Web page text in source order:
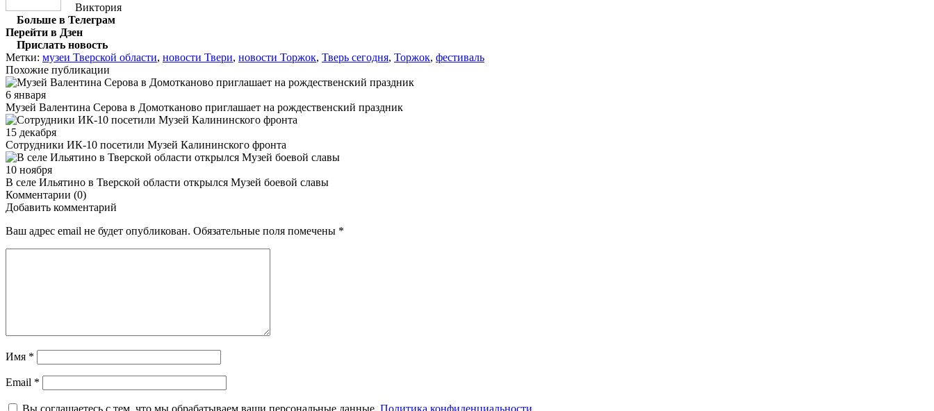
Виктория
Больше в Телеграм
Перейти в Дзен
Прислать новость
Метки: музеи Тверской области, новости Твери, новости Торжок, Тверь сегодня, Торжок, фестиваль
Похожие публикации
6 января
Музей Валентина Серова в Домотканово приглашает на рождественский праздник
15 декабря
Сотрудники ИК-10 посетили Музей Калининского фронта
10 ноября
В селе Ильятино в Тверской области открылся Музей боевой славы
Комментарии (0)
Добавить комментарий
Ваш адрес email не будет опубликован. Обязательные поля помечены *
Имя *
Email *
Вы соглашаетесь с тем, что мы обрабатываем ваши персональные данные. Политика конфиденциальности